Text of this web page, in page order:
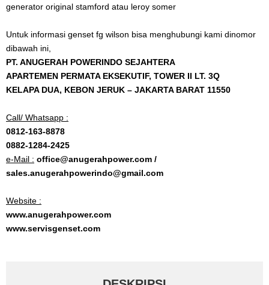
generator original stamford atau leroy somer
Untuk informasi genset fg wilson bisa menghubungi kami dinomor
dibawah ini,
PT. ANUGERAH POWERINDO SEJAHTERA
APARTEMEN PERMATA EKSEKUTIF, TOWER II LT. 3Q
KELAPA DUA, KEBON JERUK – JAKARTA BARAT 11550
Call/ Whatsapp :
0812-163-8878
0882-1284-2425
e-Mail : office@anugerahpower.com /
sales.anugerahpowerindo@gmail.com
Website :
www.anugerahpower.com
www.servisgenset.com